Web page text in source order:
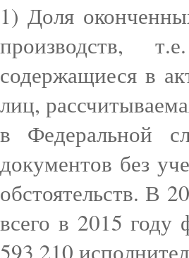
1) Доля
производств,
содержащиеся в
лиц,
в Федеральной
документов без
обстоятельств. В
всего в 2015 году
593 210